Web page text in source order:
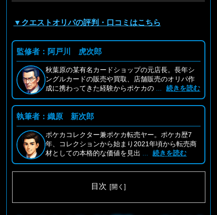
▼クエストオリパの評判・口コミはこちら
監修者：阿戸川 虎次郎
秋葉原の某有名カードショップの元店長。長年シ
ングルカードの販売や買取、店舗販売のオリパ作
成に携わってきた経験からポケカの ... 続きを読む
執筆者：織原 新次郎
ポケカコレクター兼ポケカ転売ヤー。ポケカ歴7
年、コレクションから始まり2021年頃から転売商
材としての本格的な価値を見出 ... 続きを読む
目次